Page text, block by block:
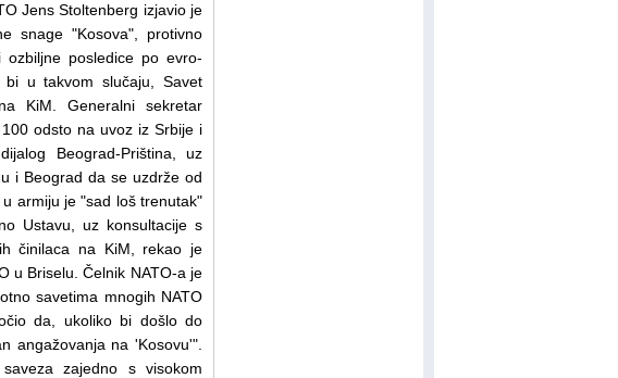
Jens Stoltenberg izjavio je
snage "Kosova", protivno
posledice po evro-
u takvom slučaju, Savet
KiM. Generalni sekretar
odsto na uvoz iz Srbije i
Beograd-Priština, uz
i Beograd da se uzdrže od
armiju je "sad loš trenutak"
Ustavu, uz konsultacije s
činilaca na KiM, rekao je
u Briselu. Čelnik NATO-a je
savetima mnogih NATO
da, ukoliko bi došlo do
angažovanja na 'Kosovu'".
zajedno s visokom